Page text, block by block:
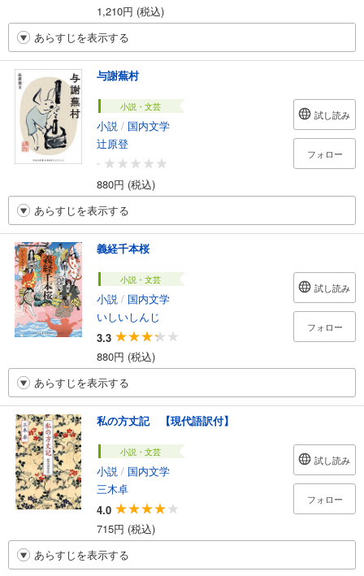
1,210円 (税込)
あらすじを表示する
与謝蕪村
小説・文芸
小説 / 国内文学
辻原登
-
880円 (税込)
試し読み
フォロー
あらすじを表示する
義経千本桜
小説・文芸
小説 / 国内文学
いしいしんじ
3.3
880円 (税込)
試し読み
フォロー
あらすじを表示する
私の方丈記 【現代語訳付】
小説・文芸
小説 / 国内文学
三木卓
4.0
715円 (税込)
試し読み
フォロー
あらすじを表示する